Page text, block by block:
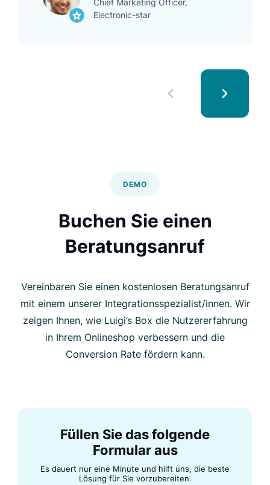
Chief Marketing Officer,
Electronic-star
DEMO
Buchen Sie einen
Beratungsanruf
Vereinbaren Sie einen kostenlosen Beratungsanruf
mit einem unserer Integrationsspezialist/innen. Wir
zeigen Ihnen, wie Luigi’s Box die Nutzererfahrung
in Ihrem Onlineshop verbessern und die
Conversion Rate fördern kann.
Füllen Sie das folgende
Formular aus
Es dauert nur eine Minute und hilft uns, die beste
Lösung für Sie vorzubereiten.